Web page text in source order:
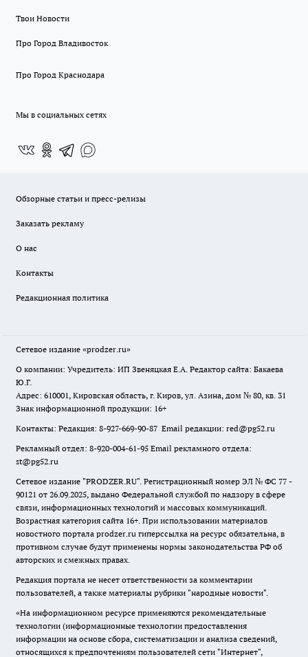
Твои Новости
Про Город Владивосток
Про Город Краснодара
Мы в социальных сетях
Обзорные статьи и пресс-релизы
Заказать рекламу
О нас
Контакты
Редакционная политика
Сетевое издание «prodzer.ru»
О компании: Учредитель: ИП Звеняцкая Е.А. Редактор сайта: Бакаева
Ю.Г.
Адрес: 610001, Кировская область, г. Киров, ул. Азина, дом № 80, кв. 31
Знак информационной продукции: 16+
Контакты: Редакция: 8-927-669-90-87 Email редакции: red@pg52.ru
Рекламный отдел: 8-920-004-61-95 Email рекламного отдела:
st@pg52.ru
Сетевое издание "PRODZER.RU". Регистрационный номер ЭЛ № ФС 77 -
90121 от 26.09.2025, выдано Федеральной службой по надзору в сфере
связи, информационных технологий и массовых коммуникаций.
Возрастная категория сайта 16+. При использовании материалов
новостного портала prodzer.ru гиперссылка на ресурс обязательна, в
противном случае будут применены нормы законодательства РФ об
авторских и смежных правах.
Редакция портала не несет ответственности за комментарии
пользователей, а также материалы рубрики "народные новости".
«На информационном ресурсе применяются рекомендательные
технологии (информационные технологии предоставления
информации на основе сбора, систематизации и анализа сведений,
относящихся к предпочтениям пользователей сети "Интернет",